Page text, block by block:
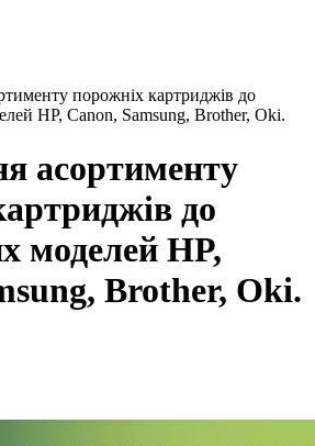
порожніх картриджів до
HP, Canon, Samsung, Brother, Oki.
асортименту
до
моделей HP,
Brother, Oki.